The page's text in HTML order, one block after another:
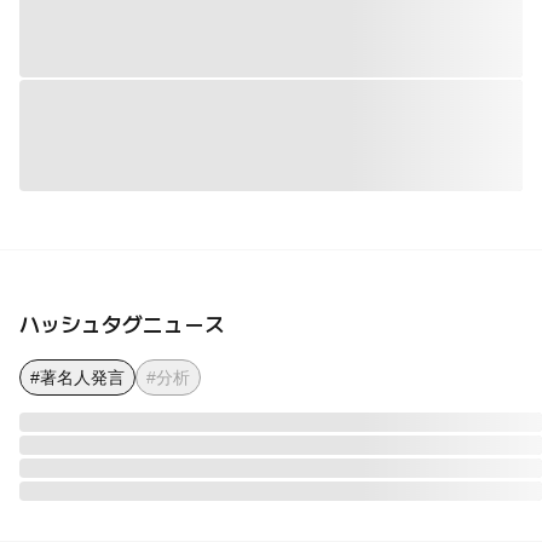
ハッシュタグニュース
#著名人発言 #分析